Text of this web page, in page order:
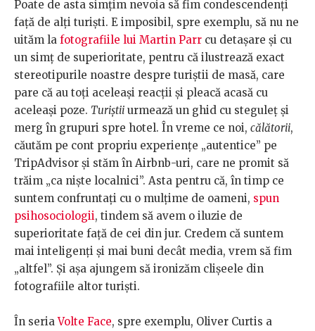
Poate de asta simțim nevoia să fim condescendenți
față de alți turiști. E imposibil, spre exemplu, să nu ne
uităm la fotografiile lui Martin Parr cu detașare și cu
un simț de superioritate, pentru că ilustrează exact
stereotipurile noastre despre turiștii de masă, care
pare că au toți aceleași reacții și pleacă acasă cu
aceleași poze. Turiștii urmează un ghid cu steguleț și
merg în grupuri spre hotel. În vreme ce noi, călătorii,
căutăm pe cont propriu experiențe „autentice” pe
TripAdvisor și stăm în Airbnb-uri, care ne promit să
trăim „ca niște localnici”. Asta pentru că, în timp ce
suntem confruntați cu o mulțime de oameni, spun
psihosociologii, tindem să avem o iluzie de
superioritate față de cei din jur. Credem că suntem
mai inteligenți și mai buni decât media, vrem să fim
„altfel”. Și așa ajungem să ironizăm clișeele din
fotografiile altor turiști.
În seriaVolte Face, spre exemplu, Oliver Curtis a